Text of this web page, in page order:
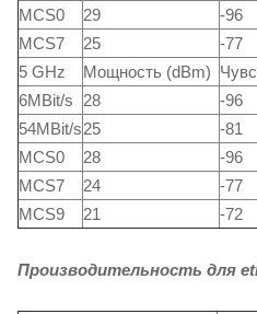
MCS0
29
-96
MCS7
25
-77
5 GHz
Мощность (dBm)
6MBit/s
28
-96
54MBit/s25
-81
MCS0
28
-96
MCS7
24
-77
MCS9
21 -72
Производительность для